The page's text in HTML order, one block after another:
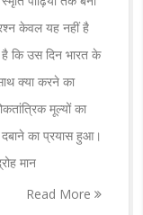
केवल यह नहीं है
कि उस दिन भारत के
क्या करने का
मूल्यों का
का प्रयास हुआ।
मान
Read More